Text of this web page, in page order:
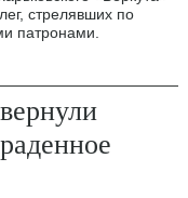
стрелявших по
патронами.